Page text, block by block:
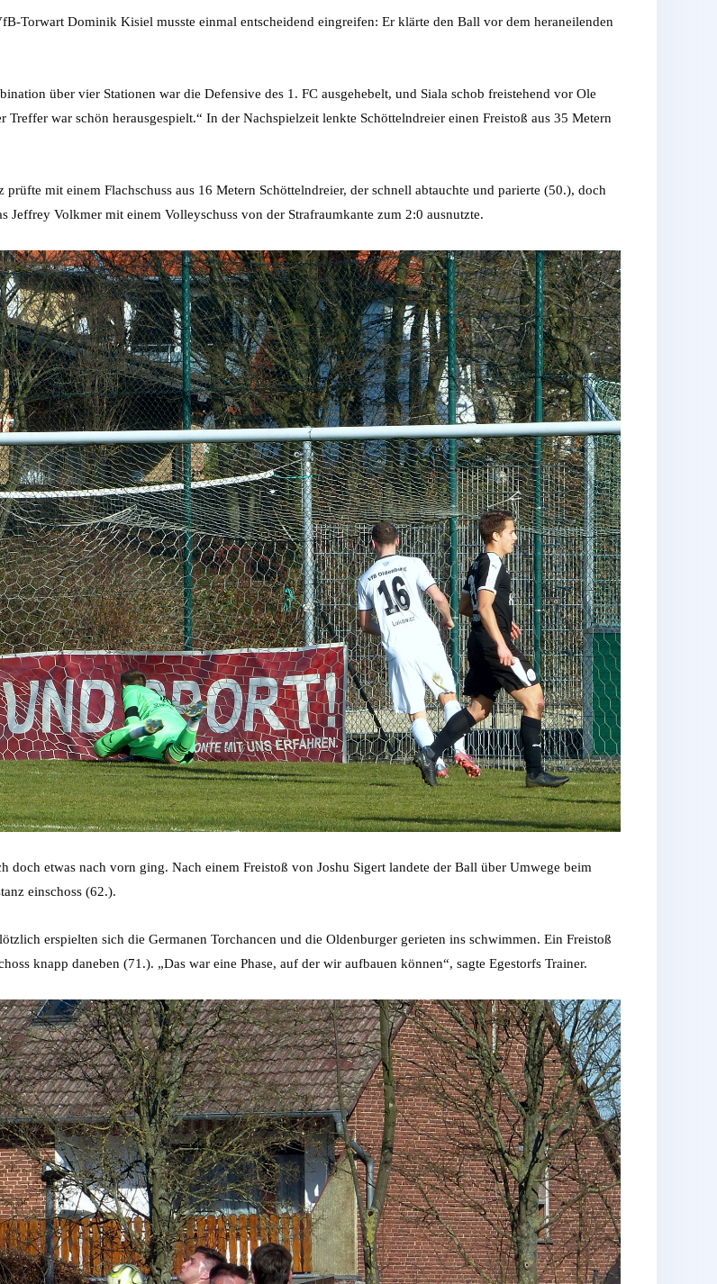
Torwart Dominik Kisiel musste einmal entscheidend eingreifen: Er klärte den Ball vor dem heraneilenden
über vier Stationen war die Defensive des 1. FC ausgehebelt, und Siala schob freistehend vor Ole
war schön herausgespielt.“ In der Nachspielzeit lenkte Schöttelndreier einen Freistoß aus 35 Metern
mit einem Flachschuss aus 16 Metern Schöttelndreier, der schnell abtauchte und parierte (50.), doch
Volkmer mit einem Volleyschuss von der Strafraumkante zum 2:0 ausnutzte.
etwas nach vorn ging. Nach einem Freistoß von Joshu Sigert landete der Ball über Umwege beim
einschoss (62.).
erspielten sich die Germanen Torchancen und die Oldenburger gerieten ins schwimmen. Ein Freistoß
knapp daneben (71.). „Das war eine Phase, auf der wir aufbauen können“, sagte Egestorfs Trainer.